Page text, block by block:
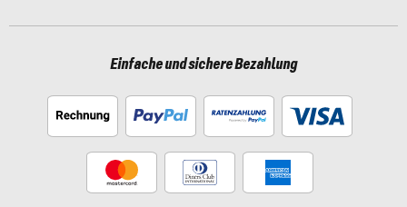
Einfache und sichere Bezahlung